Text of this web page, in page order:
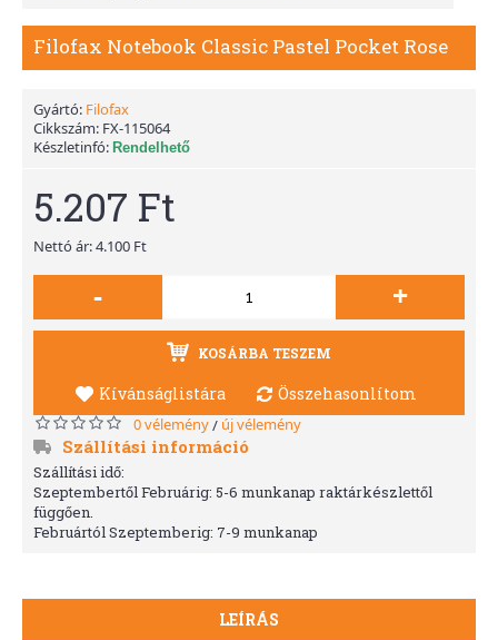
Filofax Notebook Classic Pastel Pocket Rose
Gyártó: Filofax
Cikkszám: FX-115064
Készletinfó: Rendelhető
5.207 Ft
Nettó ár: 4.100 Ft
- +
KOSÁRBA TESZEM
Kívánságlistára Összehasonlítom
0 vélemény/ új vélemény
Szállítási információ
Szállítási idő:
Szeptembertől Februárig: 5-6 munkanap raktárkészlettől
függően.
Februártól Szeptemberig: 7-9 munkanap
LEÍRÁS